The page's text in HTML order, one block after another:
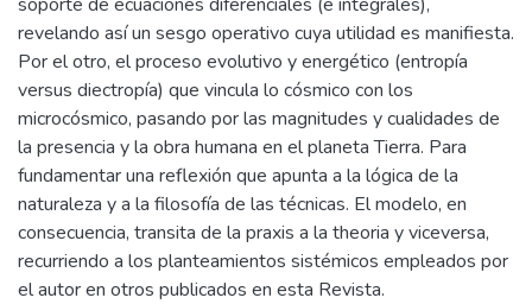
revelando así un sesgo operativo cuya utilidad es manifiesta.
Por el otro, el proceso evolutivo y energético (entropía
versus diectropía) que vincula lo cósmico con los
microcósmico, pasando por las magnitudes y cualidades de
la presencia y la obra humana en el planeta Tierra. Para
fundamentar una reflexión que apunta a la lógica de la
naturaleza y a la filosofía de las técnicas. El modelo, en
consecuencia, transita de la praxis a la theoria y viceversa,
recurriendo a los planteamientos sistémicos empleados por
el autor en otros publicados en esta Revista.